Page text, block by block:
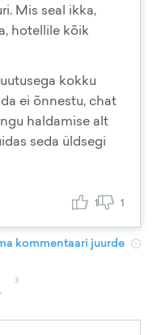
Mis seal ikka,
hotellile kõik
kokku
ei õnnestu, chat
haldamise alt
seda üldsegi
1 1
kommentaari juurde
›